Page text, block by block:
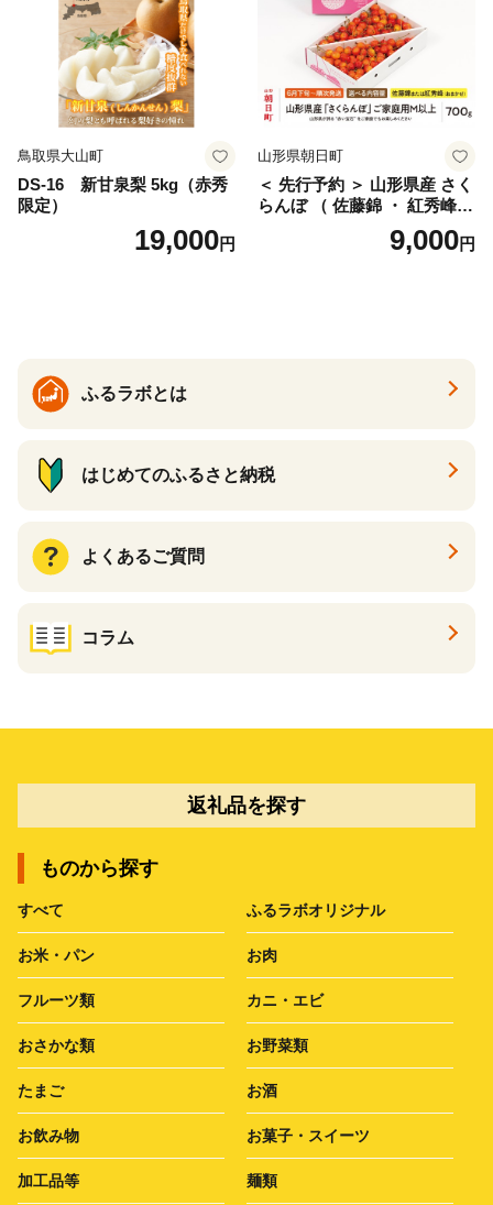
サイズミックス くらもとフ
ァーム 愛南町 愛媛県
鳥取県大山町
DS-16 新甘泉梨 5kg（赤秀
限定）
19,000円
山形県朝日町
＜ 先行予約 ＞ 山形県産 さく
らんぼ （ 佐藤錦 ・ 紅秀峰
） ご家庭用 M以上 700g 【20
26年6月下旬から7月上旬発
9,000円
ふるラボとは
はじめてのふるさと納税
よくあるご質問
コラム
返礼品を探す
ものから探す
すべて ふるラボオリジナル
お米・パン お肉
フルーツ類 カニ・エビ
おさかな類 お野菜類
たまご お酒
お飲み物 お菓子・スイーツ
加工品等 麺類